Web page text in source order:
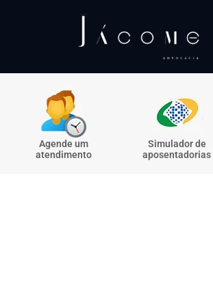
Agende um
atendimento
Simulador de
aposentadorias